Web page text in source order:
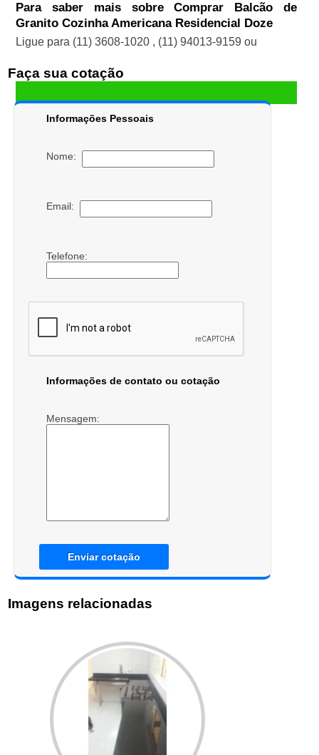
Para saber mais sobre Comprar Balcão de
Granito Cozinha Americana Residencial Doze
Ligue para (11) 3608-1020 , (11) 94013-9159 ou
Faça sua cotação
Informações Pessoais
Nome:
Email:
Telefone:
Informações de contato ou cotação
Mensagem:
Enviar cotação
Imagens relacionadas